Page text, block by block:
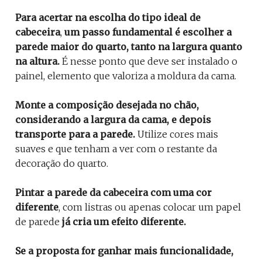
Para acertar na escolha do tipo ideal de
cabeceira, um passo fundamental é escolher a
parede maior do quarto, tanto na largura quanto
na altura. É nesse ponto que deve ser instalado o
painel, elemento que valoriza a moldura da cama.
Monte a composição desejada no chão,
considerando a largura da cama, e depois
transporte para a parede. Utilize cores mais
suaves e que tenham a ver com o restante da
decoração do quarto.
Pintar a parede da cabeceira com uma cor
diferente, com listras ou apenas colocar um papel
de parede já cria um efeito diferente.
Se a proposta for ganhar mais funcionalidade,